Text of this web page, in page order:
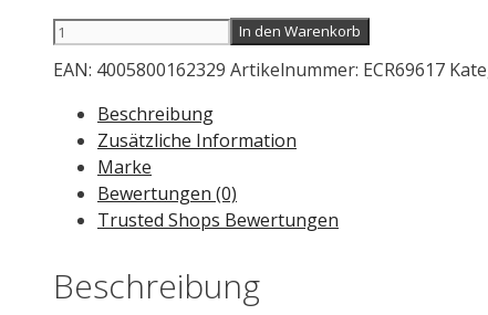
EUCERIN
Intensive
Feuchtigkeitslotion
10%
250
Menge
In den Warenkorb
EAN: 4005800162329 Artikelnummer: ECR69617
Beschreibung
Zusätzliche Information
Marke
Bewertungen (0)
Trusted Shops Bewertungen
Beschreibung